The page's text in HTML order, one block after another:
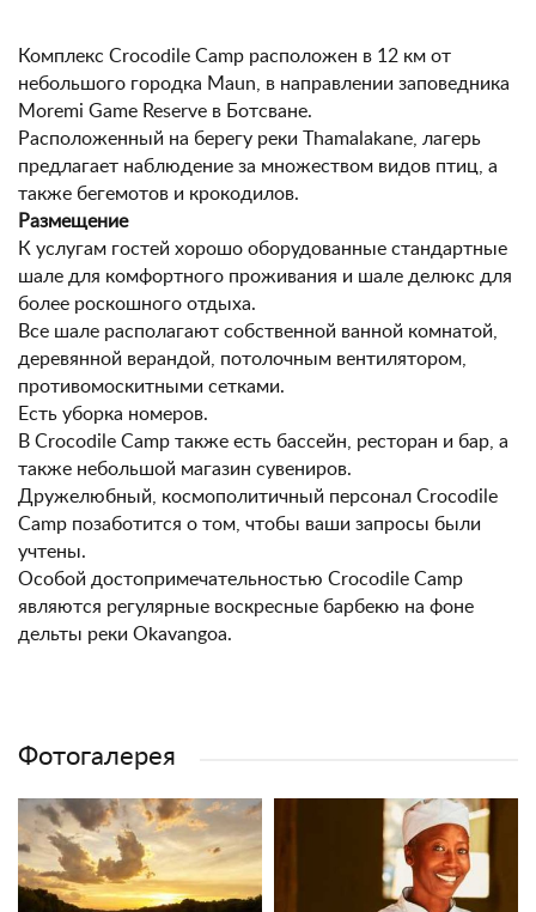
Комплекс Crocodile Camp расположен в 12 км от
небольшого городка Maun, в направлении заповедника
Moremi Game Reserve в Ботсване.
Расположенный на берегу реки Thamalakane, лагерь
предлагает наблюдение за множеством видов птиц, а
также бегемотов и крокодилов.
Размещение
К услугам гостей хорошо оборудованные стандартные
шале для комфортного проживания и шале делюкс для
более роскошного отдыха.
Все шале располагают собственной ванной комнатой,
деревянной верандой, потолочным вентилятором,
противомоскитными сетками.
Есть уборка номеров.
В Crocodile Camp также есть бассейн, ресторан и бар, а
также небольшой магазин сувениров.
Дружелюбный, космополитичный персонал Crocodile
Camp позаботится о том, чтобы ваши запросы были
учтены.
Особой достопримечательностью Crocodile Camp
являются регулярные воскресные барбекю на фоне
дельты реки Okavangoа.
Фотогалерея